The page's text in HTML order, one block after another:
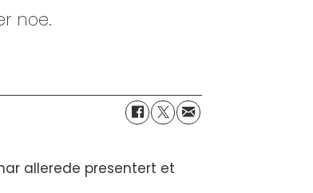
noe.
allerede presentert et